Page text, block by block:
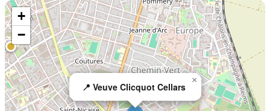
📍 Veuve Clicquot Cellars
×
+
−